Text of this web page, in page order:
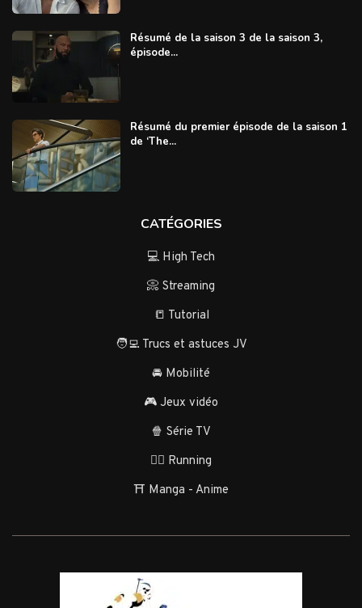
Résumé de la saison 3 de la saison 3,
épisode...
Résumé du premier épisode de la saison 1
de ‘The...
CATÉGORIES
💻 High Tech
📀 Streaming
📒 Tutorial
🧑‍💻 Trucs et astuces JV
🚘 Mobilité
🎮 Jeux vidéo
🍿 Série TV
🏃‍♂️ Running
⛩️ Manga - Anime